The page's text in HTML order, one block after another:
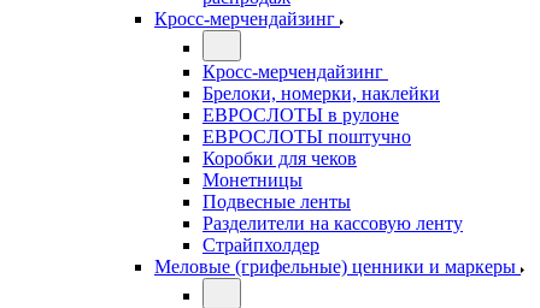
Кросс-мерчендайзинг
Кросс-мерчендайзинг
Брелоки, номерки, наклейки
ЕВРОСЛОТЫ в рулоне
ЕВРОСЛОТЫ поштучно
Коробки для чеков
Монетницы
Подвесные ленты
Разделители на кассовую ленту
Страйпхолдер
Меловые (грифельные) ценники и маркеры